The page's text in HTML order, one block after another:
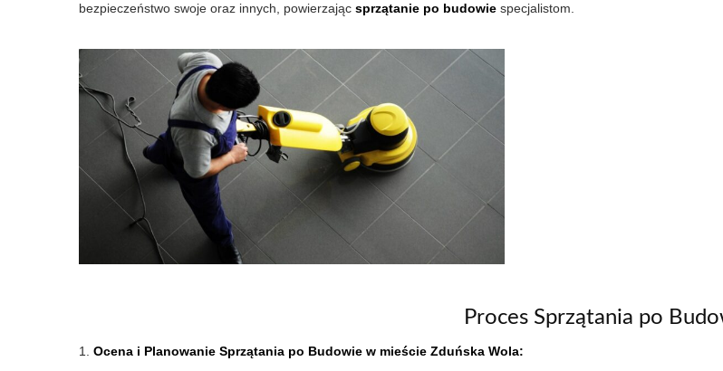
bezpieczeństwo swoje oraz innych, powierzając sprzątanie po budowie specjalistom.
Proces Sprzątania po
Ocena i Planowanie Sprzątania po Budowie w mieście Zduńska Wola: